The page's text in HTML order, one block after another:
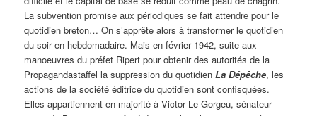
La subvention promise aux périodiques se fait attendre pour le
quotidien breton… On s’apprête alors à transformer le quotidien
du soir en hebdomadaire. Mais en février 1942, suite aux
manoeuvres du préfet Ripert pour obtenir des autorités de la
Propagandastaffel la suppression du quotidienLa Dépêche, les
actions de la société éditrice du quotidien sont confisquées.
Elles appartiennent en majorité à Victor Le Gorgeu, sénateur-